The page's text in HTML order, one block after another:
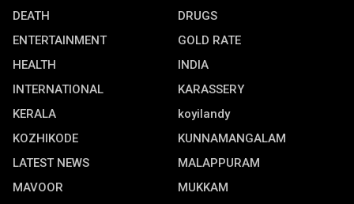
DEATH
DRUGS
ENTERTAINMENT
GOLD RATE
HEALTH
INDIA
INTERNATIONAL
KARASSERY
KERALA
koyilandy
KOZHIKODE
KUNNAMANGALAM
LATEST NEWS
MALAPPURAM
MAVOOR
MUKKAM